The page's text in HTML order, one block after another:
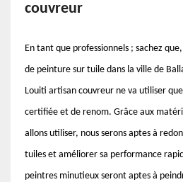
couvreur
En tant que professionnels ; sachez
de peinture sur tuile dans la ville de
Louiti artisan couvreur ne va utiliser
certifiée et de renom. Grâce aux
allons utiliser, nous serons aptes à
tuiles et améliorer sa performance
peintres minutieux seront aptes à